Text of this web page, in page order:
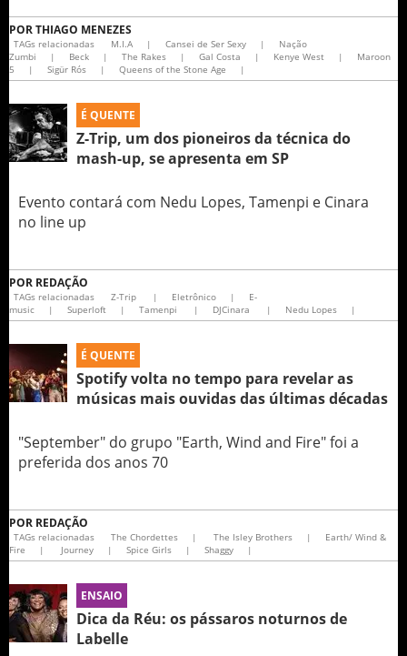
PORTHIAGO MENEZES
TAGs relacionadas M.I.A | Cansei de Ser Sexy |
Nação
Zumbi
| Beck | The Rakes | Gal Costa | Kenye West |
Maroon
5
| Sigür Rós | Queens of the Stone Age |
É QUENTE
Z-Trip, um dos pioneiros da técnica do
mash-up, se apresenta em SP
Evento contará com Nedu Lopes, Tamenpi e Cinara
no line up
POR REDAÇÃO
TAGs relacionadas Z-Trip | Eletrônico |
E-
music
| Superloft | Tamenpi | DJCinara | Nedu Lopes |
É QUENTE
Spotify volta no tempo para revelar as
músicas mais ouvidas das últimas décadas
"September" do grupo "Earth, Wind and Fire" foi a
preferida dos anos 70
POR REDAÇÃO
TAGs relacionadas The Chordettes | The Isley Brothers |
Earth/ Wind &
Fire
| Journey | Spice Girls | Shaggy |
ENSAIO
Dica da Réu: os pássaros noturnos de
Labelle